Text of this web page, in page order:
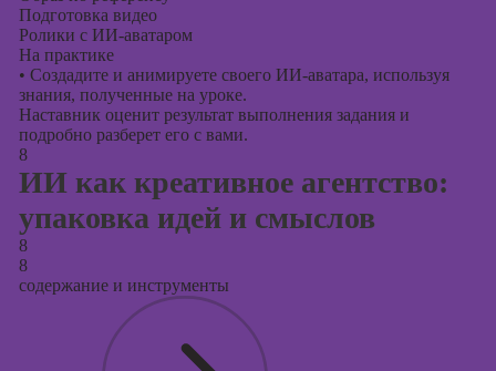
Подготовка видео
Ролики с ИИ-аватаром
На практике
• Создадите и анимируете своего ИИ-аватара, используя
знания, полученные на уроке.
Наставник оценит результат выполнения задания и
подробно разберет его с вами.
8
ИИ как креативное агентство:
упаковка идей и смыслов
8
8
содержание и инструменты